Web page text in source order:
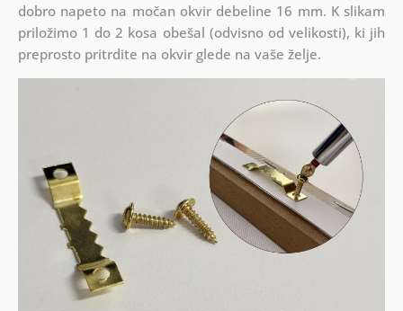
dobro napeto na močan okvir debeline 16 mm. K slikam
priložimo 1 do 2 kosa obešal (odvisno od velikosti), ki jih
preprosto pritrdite na okvir glede na vaše želje.